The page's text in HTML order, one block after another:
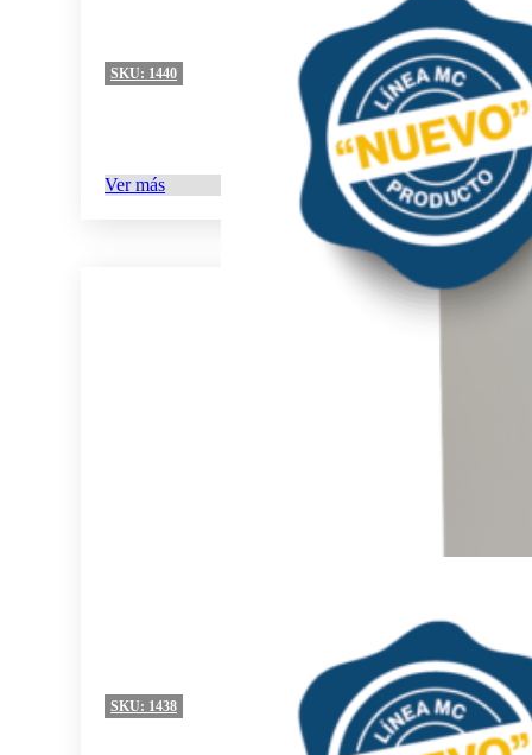
SKU: 1440
Ver más
SKU: 1438